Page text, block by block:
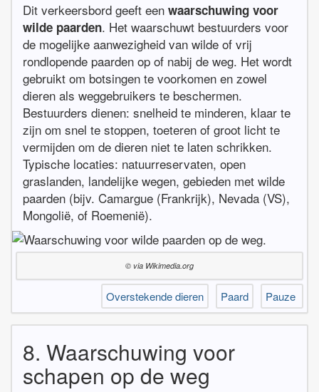
Dit verkeersbord geeft een waarschuwing voor
wilde paarden. Het waarschuwt bestuurders voor
de mogelijke aanwezigheid van wilde of vrij
rondlopende paarden op of nabij de weg. Het wordt
gebruikt om botsingen te voorkomen en zowel
dieren als weggebruikers te beschermen.
Bestuurders dienen: snelheid te minderen, klaar te
zijn om snel te stoppen, toeteren of groot licht te
vermijden om de dieren niet te laten schrikken.
Typische locaties: natuurreservaten, open
graslanden, landelijke wegen, gebieden met wilde
paarden (bijv. Camargue (Frankrijk), Nevada (VS),
Mongolië, of Roemenië).
© via Wikimedia.org
Overstekende dieren Paard Pauze
8. Waarschuwing voor
schapen op de weg